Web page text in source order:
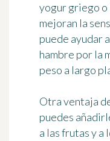
yogur griego o
mejoran la
puede ayudar
hambre por la
peso a largo
Otra ventaja
puedes
a las frutas y